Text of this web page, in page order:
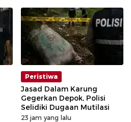
Peristiwa
Jasad Dalam Karung
Gegerkan Depok, Polisi
Selidiki Dugaan Mutilasi
23 jam yang lalu